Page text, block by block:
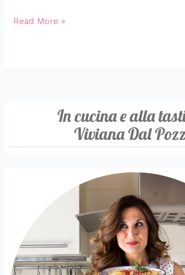
Read More »
In cucina e alla
Viviana Dal